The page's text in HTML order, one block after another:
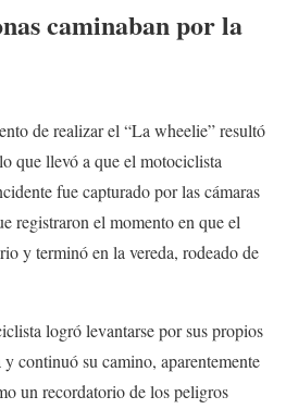
caminaban por la
de realizar el “La wheelie” resultó
que llevó a que el motociclista
fue capturado por las cámaras
registraron el momento en que el
y terminó en la vereda, rodeado de
logró levantarse por sus propios
continuó su camino, aparentemente
un recordatorio de los peligros